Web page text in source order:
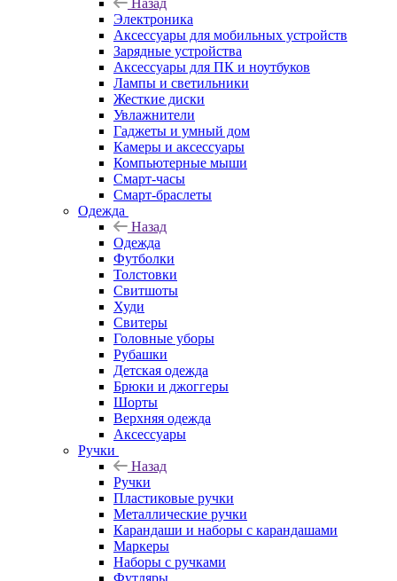
Назад
Электроника
Аксессуары для мобильных устройств
Зарядные устройства
Аксессуары для ПК и ноутбуков
Лампы и светильники
Жесткие диски
Увлажнители
Гаджеты и умный дом
Камеры и аксессуары
Компьютерные мыши
Смарт-часы
Смарт-браслеты
Одежда
Назад
Одежда
Футболки
Толстовки
Свитшоты
Худи
Свитеры
Головные уборы
Рубашки
Детская одежда
Брюки и джоггеры
Шорты
Верхняя одежда
Аксессуары
Ручки
Назад
Ручки
Пластиковые ручки
Металлические ручки
Карандаши и наборы с карандашами
Маркеры
Наборы с ручками
Футляры